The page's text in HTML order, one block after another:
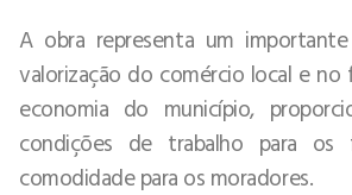
A obra representa um
valorização do comércio local e
economia do município,
condições de trabalho para os
comodidade para os moradores.